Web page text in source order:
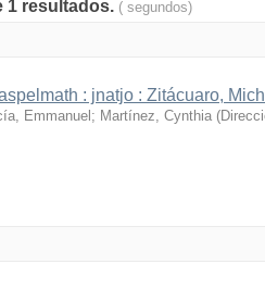
1 resultados. ( segundos)
: jnatjo : Zitácuaro,
Emmanuel ; Martínez, Cynthia (